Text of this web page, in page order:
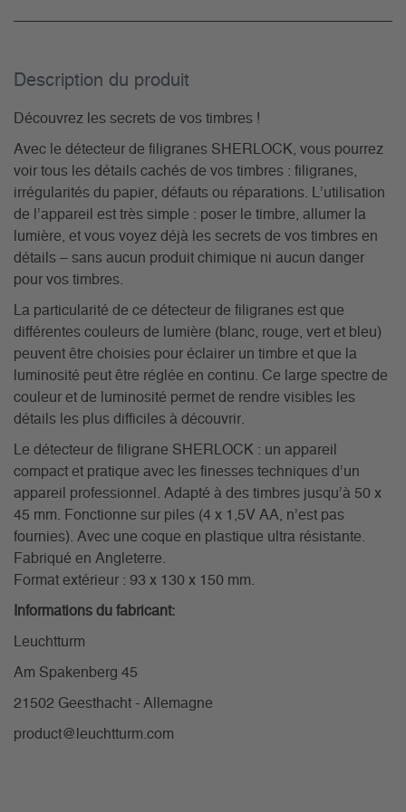
Description du­ produit
Découvrez les secrets de vos timbres !
Avec le détecteur de filigranes SHERLOCK, vous pourrez
voir tous les détails cachés de vos timbres : filigranes,
irrégularités du papier, défauts ou réparations. L’utilisation
de l’appareil est très simple : poser le timbre, allumer la
lumière, et vous voyez déjà les secrets de vos timbres en
détails – sans aucun produit chimique ni aucun danger
pour vos timbres.
La particularité de ce détecteur de filigranes est que
différentes couleurs de lumière (blanc, rouge, vert et bleu)
peuvent être choisies pour éclairer un timbre et que la
luminosité peut être réglée en continu. Ce large spectre de
couleur et de luminosité permet de rendre visibles les
détails les plus difficiles à découvrir.
Le détecteur de filigrane SHERLOCK : un appareil
compact et pratique avec les finesses techniques d’un
appareil professionnel. Adapté à des timbres jusqu’à 50 x
45 mm. Fonctionne sur piles (4 x 1,5V AA, n’est pas
fournies). Avec une coque en plastique ultra résistante.
Fabriqué en Angleterre.
Format extérieur : 93 x 130 x 150 mm.
Informations du fabricant:
Leuchtturm
Am Spakenberg 45
21502 Geesthacht - Allemagne
product@leuchtturm.com